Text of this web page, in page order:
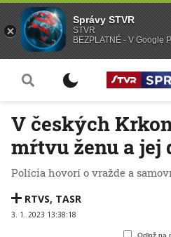
V českých
mŕtvu ženu a jej
Polícia hovorí o vražde a
RTVS, TASR
3. 1. 2023 13:38:18
Odlož na
Správy STVR
STVR
BEZPLATNÉ - V Google